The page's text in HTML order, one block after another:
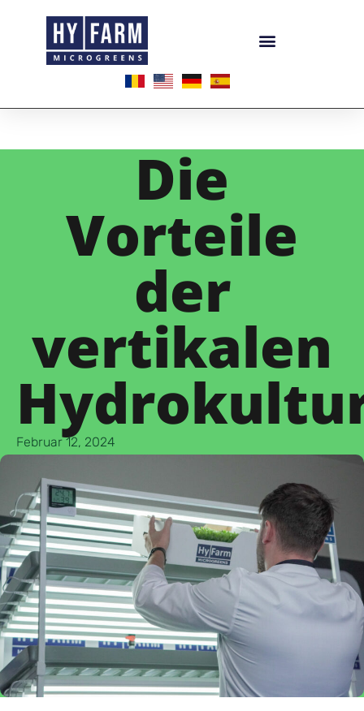
Die
Vorteile
der
vertikalen
Februar 12, 2024